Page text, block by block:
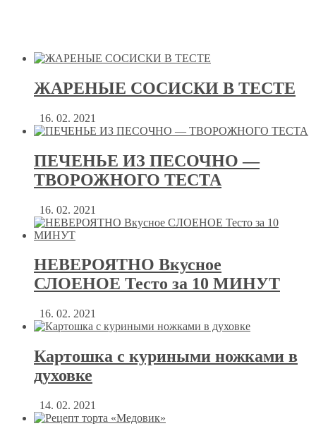
ЖАРЕНЫЕ СОСИСКИ В ТЕСТЕ
16. 02. 2021
ПЕЧЕНЬЕ ИЗ ПЕСОЧНО —
ТВОРОЖНОГО ТЕСТА
16. 02. 2021
НЕВЕРОЯТНО Вкусное
СЛОЕНОЕ Тесто за 10 МИНУТ
16. 02. 2021
Картошка с куриными ножками в
духовке
14. 02. 2021